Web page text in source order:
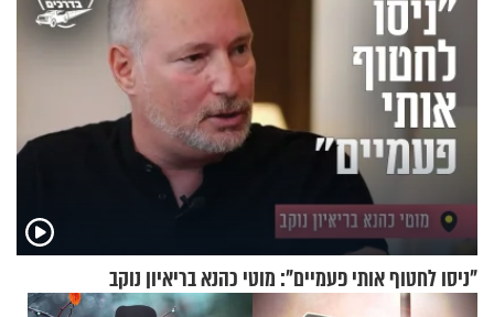
"ניסו לחטוף אותי פעמיים": מוטי כהנא בריאיון נוקב